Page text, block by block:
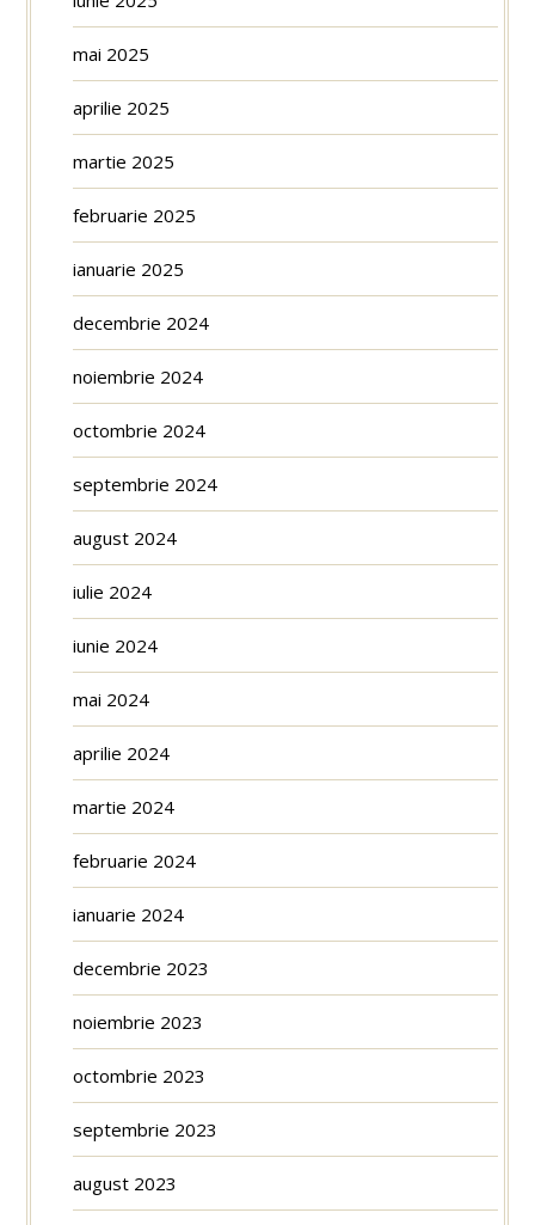
mai 2025
aprilie 2025
martie 2025
februarie 2025
ianuarie 2025
decembrie 2024
noiembrie 2024
octombrie 2024
septembrie 2024
august 2024
iulie 2024
iunie 2024
mai 2024
aprilie 2024
martie 2024
februarie 2024
ianuarie 2024
decembrie 2023
noiembrie 2023
octombrie 2023
septembrie 2023
august 2023